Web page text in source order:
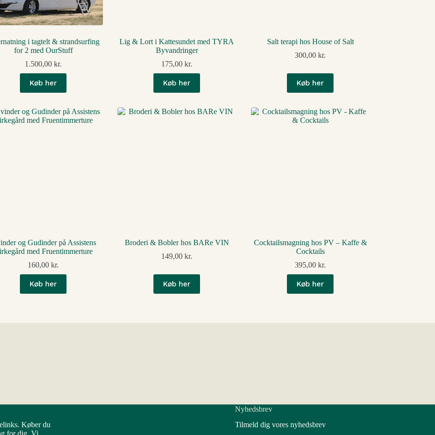
i tagtelt & strandsurfing
for 2 med OurStuff
1.500,00kr.
Køb her
Lig & Lort i Kattesundet med TYRA
Byvandringer
175,00kr.
Køb her
Salt terapi hos House of Salt
300,00kr.
Køb her
og Gudinder på Assistens
med Fruentimmerture
160,00kr.
Køb her
Broderi & Bobler hos BARe VIN
149,00kr.
Køb her
Cocktailsmagning hos PV – Kaffe &
Cocktails
395,00kr.
Køb her
Køber du
Nyhedsbrev
Tilmeld dig vores nyhedsbrev